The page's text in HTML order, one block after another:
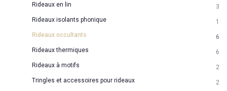
Rideaux en lin
3
Rideaux isolants phonique
1
Rideaux occultants
6
Rideaux thermiques
6
Rideaux à motifs
2
Tringles et accessoires pour rideaux
2